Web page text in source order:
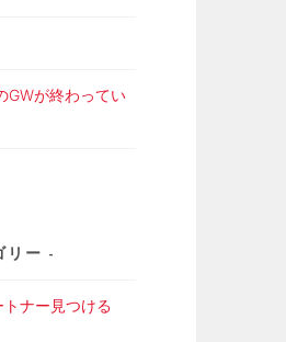
GWが終わってい
リー
ナー見つける